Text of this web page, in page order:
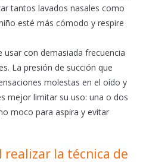
tantos lavados nasales como
esté más cómodo y respire
usar con demasiada frecuencia
La presión de succión que
molestas en el oído y
mejor limitar su uso: una o dos
moco para aspira y evitar
realizar la técnica de